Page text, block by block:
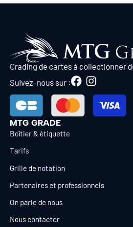
Grading de cartes à collectionner
Suivez-nous sur :
MTG GRADE
Boîtier & étiquette
Tarifs
Grille de notation
Partenaires et professionnels
On parle de nous
Nous contacter